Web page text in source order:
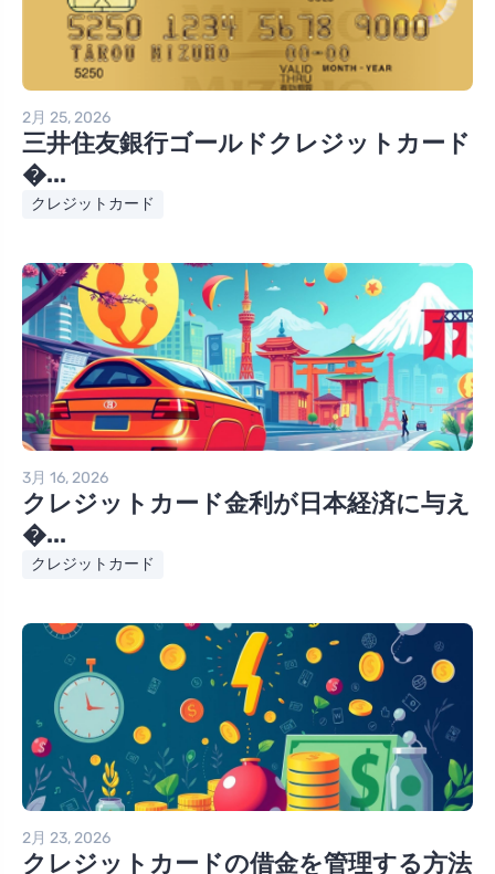
2月 25, 2026
三井住友銀行ゴールドクレジットカード
�...
クレジットカード
3月 16, 2026
クレジットカード金利が日本経済に与え
�...
クレジットカード
2月 23, 2026
クレジットカードの借金を管理する方法